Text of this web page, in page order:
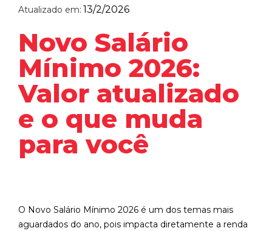
Atualizado em: 13/2/2026
Novo Salário
Mínimo 2026:
Valor atualizado
e o que muda
para você
O Novo Salário Mínimo 2026 é um dos temas mais
aguardados do ano, pois impacta diretamente a renda